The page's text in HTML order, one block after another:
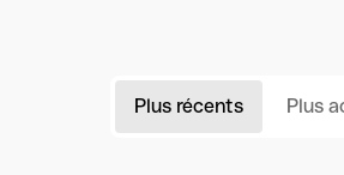
Plus récents Plus